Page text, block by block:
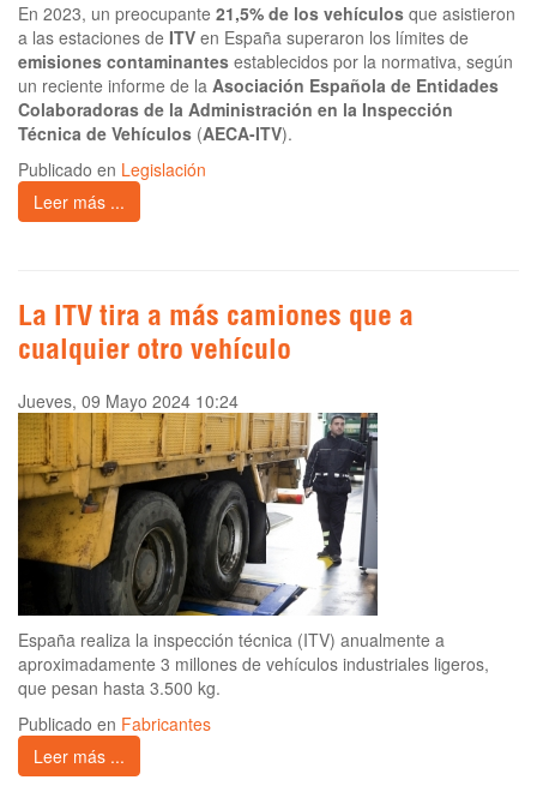
En 2023, un preocupante 21,5% de los vehículos que asistieron
a las estaciones de ITV en España superaron los límites de
emisiones contaminantes establecidos por la normativa, según
un reciente informe de la Asociación Española de Entidades
Colaboradoras de la Administración en la Inspección
Técnica de Vehículos (AECA-ITV).
Publicado en Legislación
Leer más ...
La ITV tira a más camiones que a
cualquier otro vehículo
Jueves, 09 Mayo 2024 10:24
España realiza la inspección técnica (ITV) anualmente a
aproximadamente 3 millones de vehículos industriales ligeros,
que pesan hasta 3.500 kg.
Publicado en Fabricantes
Leer más ...